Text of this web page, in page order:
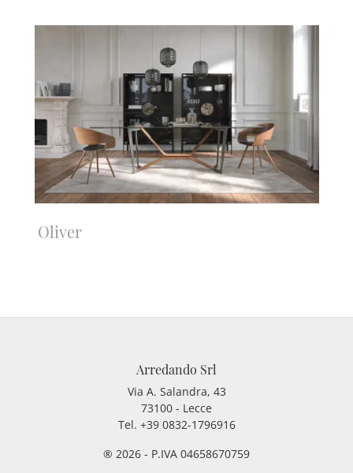
Oliver
Arredando Srl
Via A. Salandra, 43
73100 - Lecce
Tel. +39 0832-1796916
® 2026 - P.IVA 04658670759